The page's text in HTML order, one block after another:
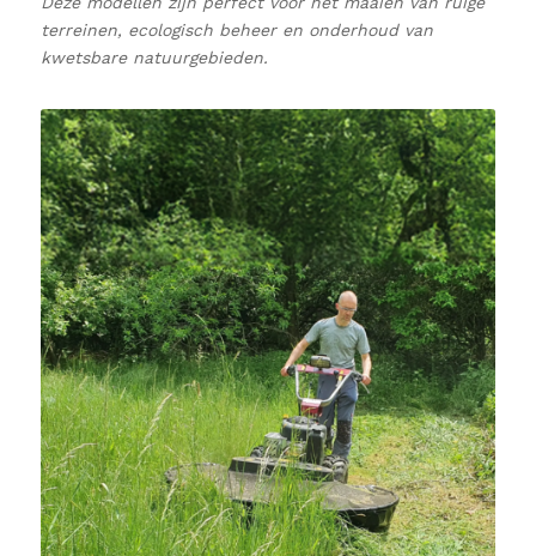
terreinen, ecologisch beheer en onderhoud van
kwetsbare natuurgebieden.